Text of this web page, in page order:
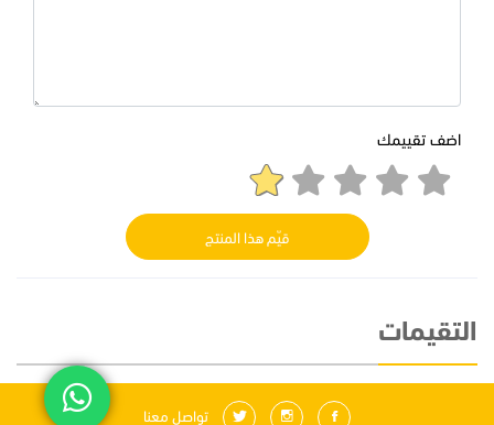
اضف تقييمك
قيّم هذا المنتج
التقيمات
تواصل معنا